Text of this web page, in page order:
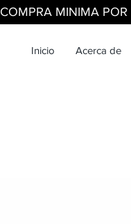
COMPRA MINIMA
Inicio Acerca de